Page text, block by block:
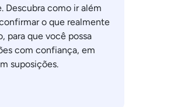
Descubra como ir além
o que realmente
para que você possa
com confiança, em
suposições.